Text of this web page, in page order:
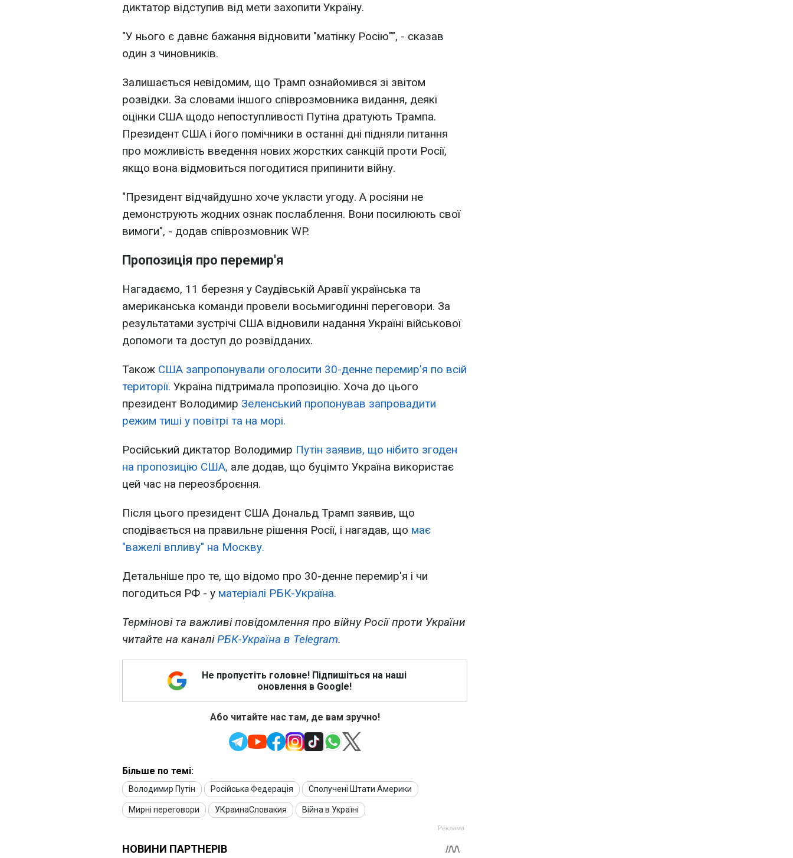
диктатор відступив від мети захопити Україну.
"У нього є давнє бажання відновити "матінку Росію"", - сказав
один з чиновників.
Залишається невідомим, що Трамп ознайомився зі звітом
розвідки. За словами іншого співрозмовника видання, деякі
оцінки США щодо непоступливості Путіна дратують Трампа.
Президент США і його помічники в останні дні підняли питання
про можливість введення нових жорстких санкцій проти Росії,
якщо вона відмовиться погодитися припинити війну.
"Президент відчайдушно хоче укласти угоду. А росіяни не
демонструють жодних ознак послаблення. Вони посилюють свої
вимоги", - додав співрозмовник WP.
Пропозиція про перемир'я
Нагадаємо, 11 березня у Саудівській Аравії українська та
американська команди провели восьмигодинні переговори. За
результатами зустрічі США відновили надання Україні військової
допомоги та доступ до розвідданих.
Також США запропонували оголосити 30-денне перемир'я по всій
території. Україна підтримала пропозицію. Хоча до цього
президент Володимир Зеленський пропонував запровадити
режим тиші у повітрі та на морі.
Російський диктатор Володимир Путін заявив, що нібито згоден
на пропозицію США, але додав, що буцімто Україна використає
цей час на переозброєння.
Після цього президент США Дональд Трамп заявив, що
сподівається на правильне рішення Росії, і нагадав, що має
"важелі впливу" на Москву.
Детальніше про те, що відомо про 30-денне перемир'я і чи
погодиться РФ - у матеріалі РБК-Україна.
Термінові та важливі повідомлення про війну Росії проти України
читайте на каналіРБК-Україна в Telegram.
Не пропустіть головне! Підпишіться на наші
оновлення в Google!
Або читайте нас там, де вам зручно!
Більше по темі:
Володимир Путін Російська Федерація Сполучені Штати Америки
Мирні переговори УКраинаСловакия Війна в Україні